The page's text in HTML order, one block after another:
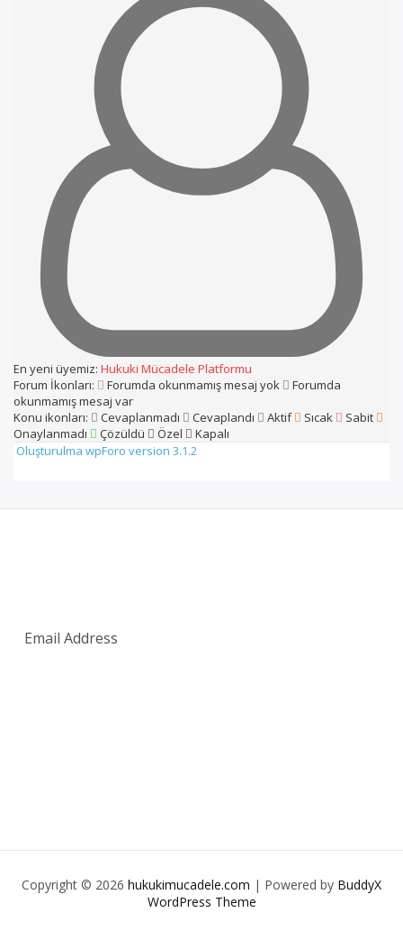
En yeni üyemiz: Hukuki Mücadele Platformu
Forum İkonları:
Forumda okunmamış mesaj yok
Forumda
okunmamış mesaj var
Konu ikonları:
Cevaplanmadı Cevaplandı Aktif Sıcak
Sabit
Onaylanmadı
Çözüldü Özel
Kapalı
Oluşturulma wpForo version 3.1.2
Copyright © 2026 hukukimucadele.com | Powered by BuddyX
WordPress Theme